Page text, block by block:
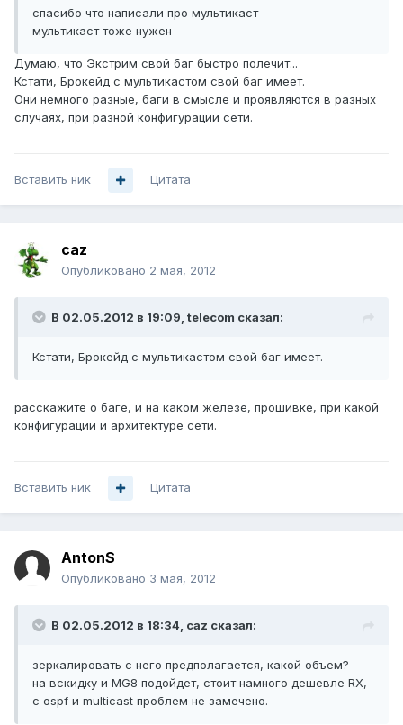
спасибо что написали про мультикаст
мультикаст тоже нужен
Думаю, что Экстрим свой баг быстро полечит...
Кстати, Брокейд с мультикастом свой баг имеет.
Они немного разные, баги в смысле и проявляются в разных
случаях, при разной конфигурации сети.
Вставить ник Цитата
caz
Опубликовано 2 мая, 2012
В 02.05.2012 в 19:09, telecom сказал:
Кстати, Брокейд с мультикастом свой баг имеет.
расскажите о баге, и на каком железе, прошивке, при какой
конфигурации и архитектуре сети.
Вставить ник Цитата
AntonS
Опубликовано 3 мая, 2012
В 02.05.2012 в 18:34, caz сказал:
зеркалировать с него предполагается, какой объем?
на вскидку и MG8 подойдет, стоит намного дешевле RX,
с ospf и multicast проблем не замечено.